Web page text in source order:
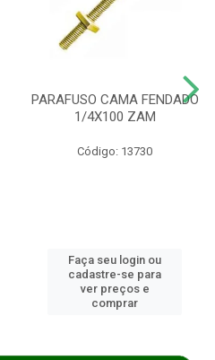
PARAFUSO CAMA FENDADO
1/4X100 ZAM
Código: 13730
Faça seu login ou
cadastre-se para
ver preços e
comprar